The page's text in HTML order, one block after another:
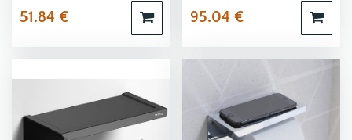
51.84 € 95.04 €